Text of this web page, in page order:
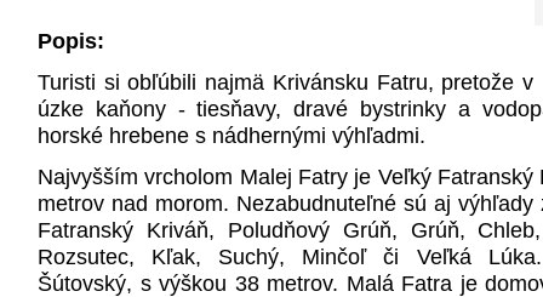
Popis:
Turisti si obľúbili najmä Krivánsku Fatru, pretože
úzke kaňony - tiesňavy, dravé bystrinky a
horské hrebene s nádhernými výhľadmi.
Najvyšším vrcholom Malej Fatry je Veľký
metrov nad morom. Nezabudnuteľné sú aj
Fatranský Kriváň, Poludňový Grúň, Grúň,
Rozsutec, Kľak, Suchý, Minčoľ či Veľká
Šútovský, s výškou 38 metrov. Malá Fatra je